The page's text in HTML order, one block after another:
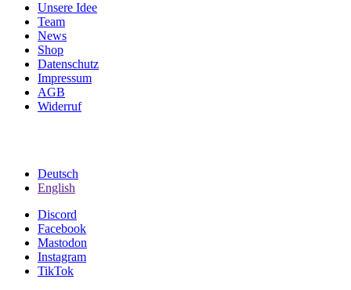
Unsere Idee
Team
News
Shop
Datenschutz
Impressum
AGB
Widerruf
Deutsch
English
Discord
Facebook
Mastodon
Instagram
TikTok